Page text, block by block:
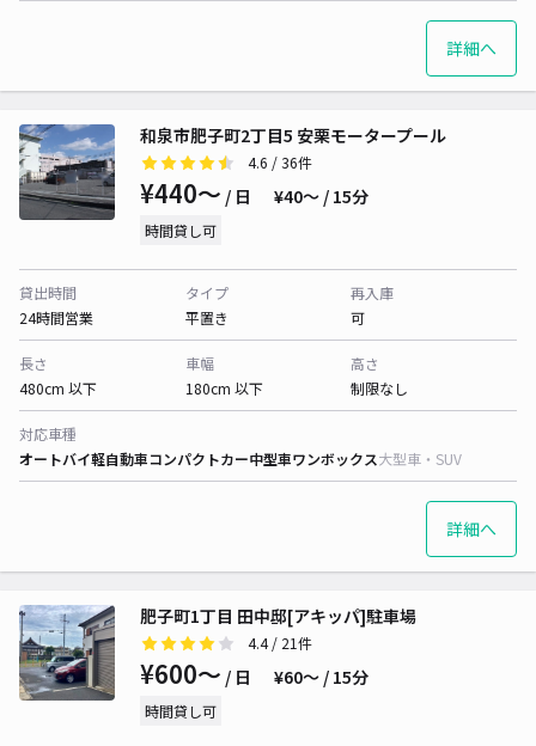
詳細へ
和泉市肥子町2丁目5 安栗モータープール
4.6 / 36件
¥440〜 / 日 ¥40〜 / 15分
時間貸し可
貸出時間
24時間営業
タイプ
平置き
再入庫
可
長さ
480cm 以下
車幅
180cm 以下
高さ
制限なし
対応車種
オートバイ軽自動車コンパクトカー中型車ワンボックス大型車・SUV
詳細へ
肥子町1丁目 田中邸[アキッパ]駐車場
4.4/ 21件
¥600〜 / 日 ¥60〜 / 15分
時間貸し可